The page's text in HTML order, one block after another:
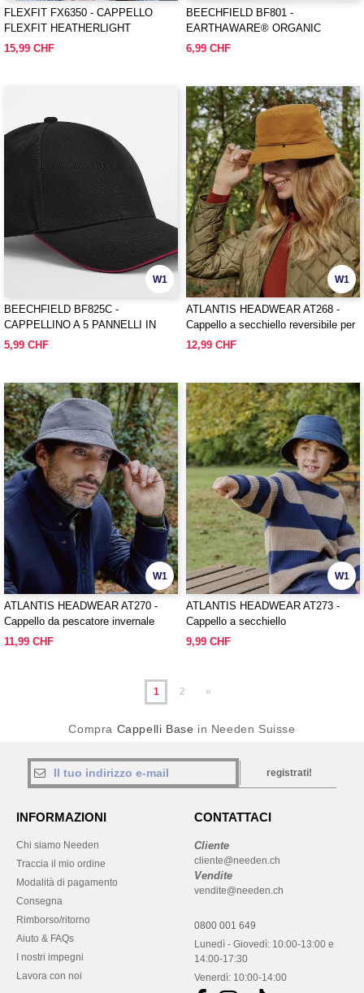
FLEXFIT FX6350 - CAPPELLO
FLEXFIT HEATHERLIGHT
15,99 CHF
BEECHFIELD BF801 -
EARTHAWARE® ORGANIC
COTTON CANVAS 6 PANEL CAP
6,99 CHF
W1
BEECHFIELD BF825C -
CAPPELLINO A 5 PANNELLI IN
COTONE BIOLOGICO CLASSIC
5,99 CHF
W1
ATLANTIS HEADWEAR AT268 -
Cappello a secchiello reversibile per
esterni
12,99 CHF
W1
ATLANTIS HEADWEAR AT270 -
Cappello da pescatore invernale
reversibile
11,99 CHF
W1
ATLANTIS HEADWEAR AT273 -
Cappello a secchiello
9,99 CHF
1 2 »
Compra Cappelli Base in Needen Suisse
registrati!
INFORMAZIONI
Chi siamo Needen
Traccia il mio ordine
Modalità di pagamento
Consegna
Rimborso/ritorno
Aiuto & FAQs
I nostri impegni
Lavora con noi
CONTATTACI
Cliente
cliente@needen.ch
Vendite
vendite@needen.ch
0800 001 649
Lunedì - Giovedì: 10:00-13:00 e
14:00-17:30
Venerdì: 10:00-14:00